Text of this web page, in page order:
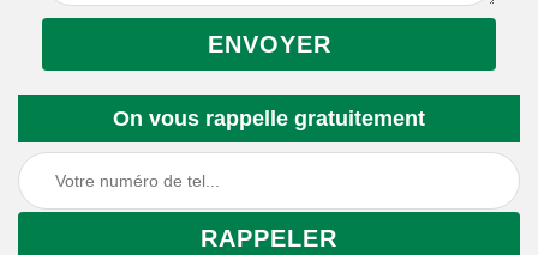
On vous rappelle gratuitement